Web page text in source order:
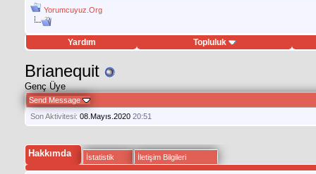
Yorumcuyuz.Org
Yardım Topluluk
hilesi
Brianequit
Genç Üye
Send Message
Son Aktivitesi: 08.Mayıs.2020 20:51
Hakkımda İstatistik İletişim Bilgileri